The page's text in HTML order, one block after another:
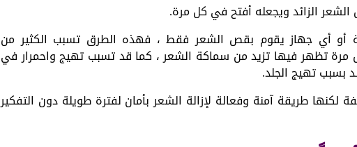
الشعر الزائد ويجعله أفتح في كل مرة.
أو أي جهاز يقوم بقص الشعر فقط ، فهذه الطرق تسبب الكثير من
مرة تظهر فيها تزيد من سماكة الشعر ، كما قد تسبب تهيج واحمرار في
بسبب تهيج الجلد.
لكنها طريقة آمنة وفعالة لإزالة الشعر بأمان لفترة طويلة دون التفكير